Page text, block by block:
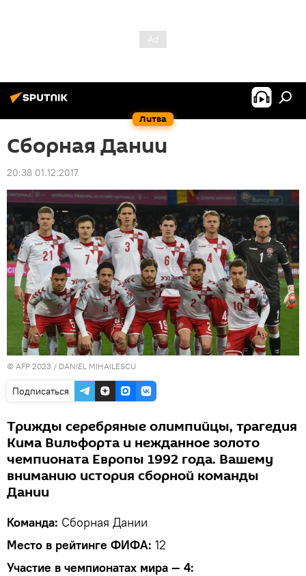
Литва
Сборная Дании
20:38 01.12.2017
© AFP 2023 / DANIEL MIHAILESCU
Подписаться
Трижды серебряные олимпийцы, трагедия
Кима Вильфорта и нежданное золото
чемпионата Европы 1992 года. Вашему
вниманию история сборной команды
Дании
Команда: Сборная Дании
Место в рейтинге ФИФА: 12
Участие в чемпионатах мира — 4: